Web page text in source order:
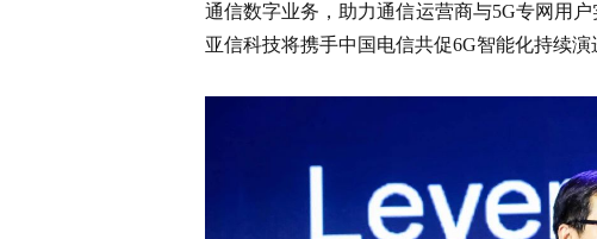
通信数字业务，助力通信运营商与5G专网用
亚信科技将携手中国电信共促6G智能化持续演